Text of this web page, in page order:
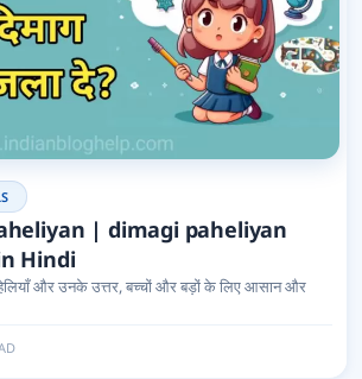
| dimagi paheliyan
Hindi
और उनके उत्तर, बच्चों और बड़ों के लिए आसान और